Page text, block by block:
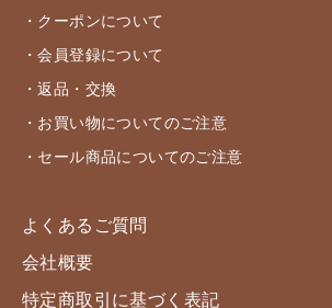
・クーポンについて
・会員登録について
・返品・交換
・お買い物についてのご注意
・セール商品についてのご注意
よくあるご質問
会社概要
特定商取引に基づく表記